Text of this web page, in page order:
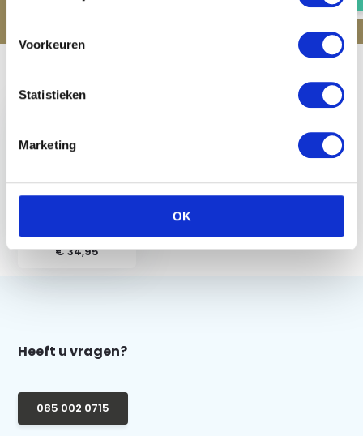
Voorkeuren
Statistieken
Marketing
OK
€ 34,95
Heeft u vragen?
085 002 0715